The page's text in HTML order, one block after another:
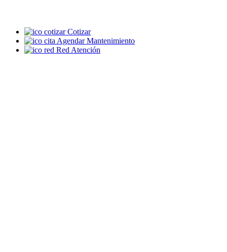
Cotizar
Agendar Mantenimiento
Red Atención